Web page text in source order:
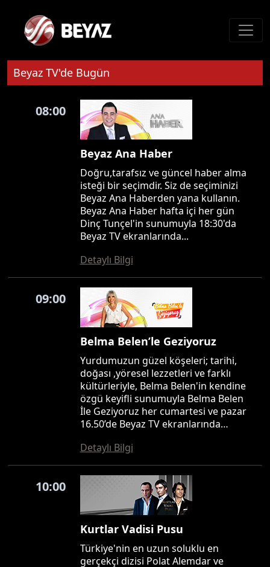
Beyaz TV'de Bugün
08:00
Beyaz Ana Haber
Doğru,tarafsız ve güncel haber alma
isteği bir seçimdir. Siz de seçiminizi
Beyaz Ana Haberden yana kullanın.
Beyaz Ana Haber hafta içi her gün
Dinç Tunçel'in sunumuyla 18:30'da
Beyaz TV ekranlarında...
Detaylı Bilgi
09:00
Belma Belen’le Geziyoruz
Yurdumuzun güzel köşeleri; tarihi,
doğası ,yöresel lezzetleri ve farklı
kültürleriyle, Belma Belen'in kendine
özgü keyifli sunumuyla Belma Belen
İle Geziyoruz her cumartesi ve pazar
16.50’de Beyaz TV ekranlarında…
Detaylı Bilgi
10:00
Kurtlar Vadisi Pusu
Türkiye'nin en uzun soluklu en
gerçekçi dizisi Polat Alemdar ve